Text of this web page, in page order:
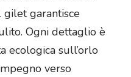
garantisce
Ogni dettaglio è
ecologica sull’orlo
verso